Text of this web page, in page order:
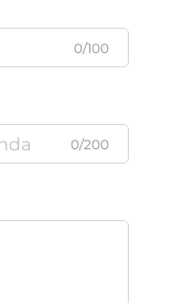
0/100
0/200